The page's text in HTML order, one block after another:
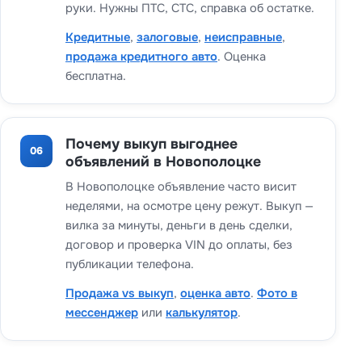
руки. Нужны ПТС, СТС, справка об остатке.
Кредитные, залоговые, неисправные,
продажа кредитного авто. Оценка
бесплатна.
06
Почему выкуп выгоднее
объявлений в Новополоцке
В Новополоцке объявление часто висит
неделями, на осмотре цену режут. Выкуп —
вилка за минуты, деньги в день сделки,
договор и проверка VIN до оплаты, без
публикации телефона.
Продажа vs выкуп, оценка авто. Фото в
мессенджер или калькулятор.